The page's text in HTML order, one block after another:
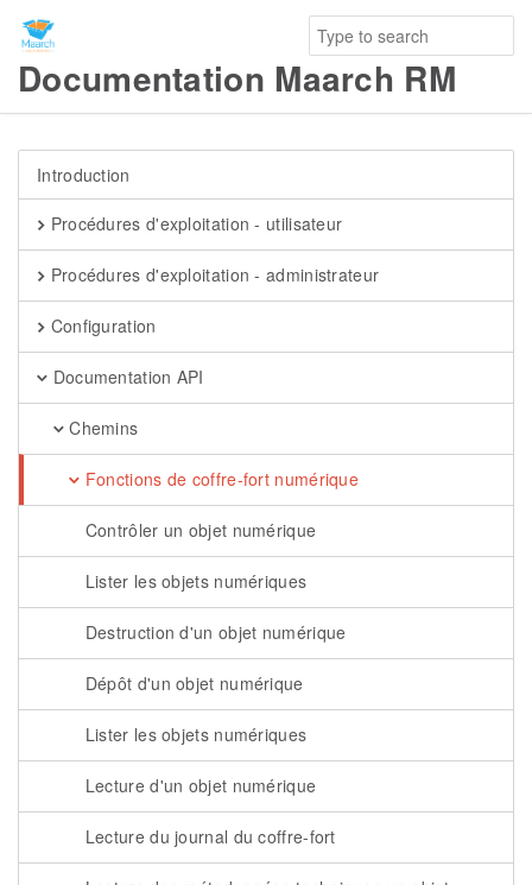
Documentation Maarch RM
Introduction
Procédures d'exploitation - utilisateur
Procédures d'exploitation - administrateur
Configuration
Documentation API
Chemins
Fonctions de coffre-fort numérique
Contrôler un objet numérique
Lister les objets numériques
Destruction d'un objet numérique
Dépôt d'un objet numérique
Lister les objets numériques
Lecture d'un objet numérique
Lecture du journal du coffre-fort